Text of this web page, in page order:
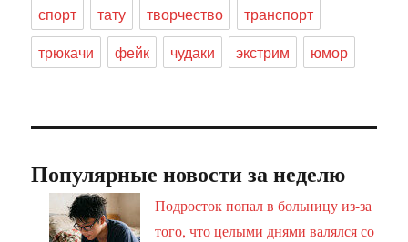
спорт
тату творчество
транспорт
трюкачи
фейк чудаки экстрим юмор
Популярные новости за неделю
Подросток попал в больницу из-за
того, что целыми днями валялся со